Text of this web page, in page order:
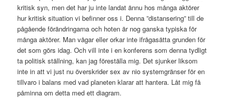
kritisk syn, men det har ju inte landat ännu hos många aktörer
hur kritisk situation vi befinner oss i. Denna ”distansering” till de
pågående förändringarna och hoten är nog ganska typiska för
många aktörer. Man vågar eller orkar inte ifrågasätta grunden för
det som görs idag. Och vill inte i en konferens som denna tydligt
ta politisk ställning, kan jag föreställa mig. Det sjunker liksom
inte in att vi just nu överskrider sex av nio systemgränser för en
tillvaro i balans med vad planeten klarar att hantera. Låt mig få
påminna om detta med ett diagram.